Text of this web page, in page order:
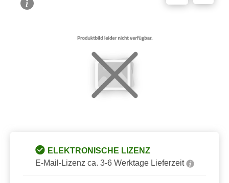
ELEKTRONISCHE LIZENZ
E-Mail-Lizenz ca. 3-6 Werktage Lieferzeit